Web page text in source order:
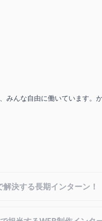
みんな自由に働いています。
決する長期インターン！